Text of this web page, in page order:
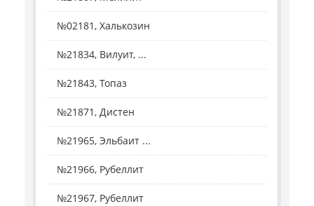
№02181, Халькозин
№21834, Вилуит, ...
№21843, Топаз
№21871, Дистен
№21965, Эльбаит ...
№21966, Рубеллит
№21967, Рубеллит